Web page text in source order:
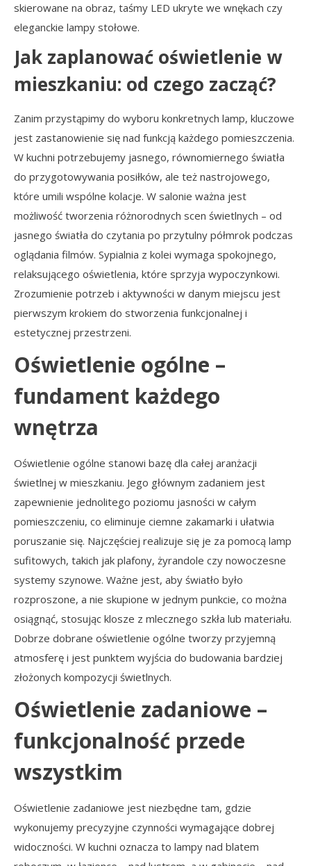
skierowane na obraz, taśmy LED ukryte we wnękach czy
eleganckie lampy stołowe.
Jak zaplanować oświetlenie w
mieszkaniu: od czego zacząć?
Zanim przystąpimy do wyboru konkretnych lamp, kluczowe
jest zastanowienie się nad funkcją każdego pomieszczenia.
W kuchni potrzebujemy jasnego, równomiernego światła
do przygotowywania posiłków, ale też nastrojowego,
które umili wspólne kolacje. W salonie ważna jest
możliwość tworzenia różnorodnych scen świetlnych – od
jasnego światła do czytania po przytulny półmrok podczas
oglądania filmów. Sypialnia z kolei wymaga spokojnego,
relaksującego oświetlenia, które sprzyja wypoczynkowi.
Zrozumienie potrzeb i aktywności w danym miejscu jest
pierwszym krokiem do stworzenia funkcjonalnej i
estetycznej przestrzeni.
Oświetlenie ogólne –
fundament każdego
wnętrza
Oświetlenie ogólne stanowi bazę dla całej aranżacji
świetlnej w mieszkaniu. Jego głównym zadaniem jest
zapewnienie jednolitego poziomu jasności w całym
pomieszczeniu, co eliminuje ciemne zakamarki i ułatwia
poruszanie się. Najczęściej realizuje się je za pomocą lamp
sufitowych, takich jak plafony, żyrandole czy nowoczesne
systemy szynowe. Ważne jest, aby światło było
rozproszone, a nie skupione w jednym punkcie, co można
osiągnąć, stosując klosze z mlecznego szkła lub materiału.
Dobrze dobrane oświetlenie ogólne tworzy przyjemną
atmosferę i jest punktem wyjścia do budowania bardziej
złożonych kompozycji świetlnych.
Oświetlenie zadaniowe –
funkcjonalność przede
wszystkim
Oświetlenie zadaniowe jest niezbędne tam, gdzie
wykonujemy precyzyjne czynności wymagające dobrej
widoczności. W kuchni oznacza to lampy nad blatem